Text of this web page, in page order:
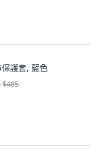
護套, 藍色
$485